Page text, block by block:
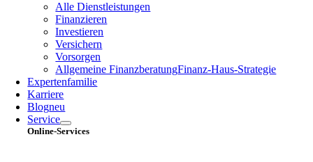
Alle Dienstleistungen
Finanzieren
Investieren
Versichern
Vorsorgen
Allgemeine FinanzberatungFinanz‑Haus‑Strategie
Expertenfamilie
Karriere
Blogneu
Service
Online-Services